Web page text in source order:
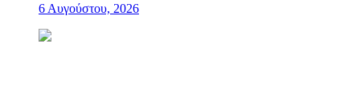
6 Αυγούστου, 2026